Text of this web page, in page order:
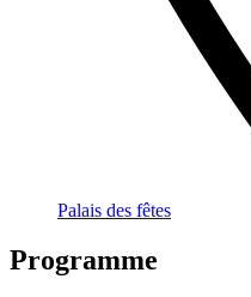
Palais des fêtes
Programme